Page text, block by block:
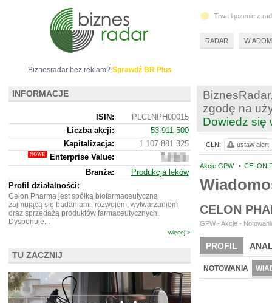
zgodę na
Dowiedz się
Akcje GPW • CELON
CELON
GPW - Akcje -
PROFIL
WYCENA BR
NOTOWANIA
CLN: ustaw alert
Biznesradar bez reklam? Sprawdź BR Plus
INFORMACJE
ISIN:
PLCLNPH00015
Liczba akcji:
53 911 500
Kapitalizacja:
1 107 881 325
Enterprise Value:
1
153
212
Branża:
Produkcja leków
Profil działalności:
Celon Pharma jest spółką biofarmaceutyczną
zajmującą się badaniami, rozwojem, wytwarzaniem
oraz sprzedażą produktów farmaceutycznych.
Dysponuje...
więcej »
TU ZACZNIJ
Trwa łączenie z
RADAR